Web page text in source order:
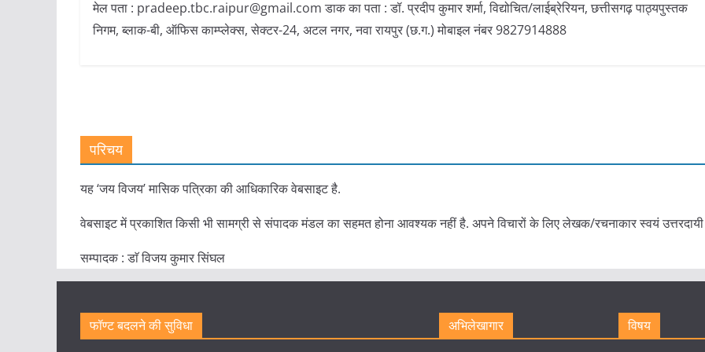
मेल पता : pradeep.tbc.raipur@gmail.com डाक का पता : डॉ. प्रदीप कुमार शर्मा, विद्योचित/लाईब्रेरियन, छत्तीसगढ़ पाठ्यपुस्तक
निगम, ब्लाक-बी, ऑफिस काम्प्लेक्स, सेक्टर-24, अटल नगर, नवा रायपुर (छ.ग.) मोबाइल नंबर 9827914888
परिचय
यह ‘जय विजय’ मासिक पत्रिका की आधिकारिक वेबसाइट है.
वेबसाइट में प्रकाशित किसी भी सामग्री से संपादक मंडल का सहमत होना आवश्यक नहीं है. अपने विचारों के लिए लेखक/रचनाकार स्वयं
सम्पादक : डाॅ विजय कुमार सिंघल
फॉण्ट बदलने की सुविधा अभिलेखागार विषय